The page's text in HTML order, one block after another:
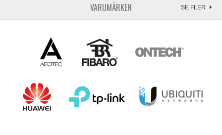
VARUMÄRKEN SE FLER